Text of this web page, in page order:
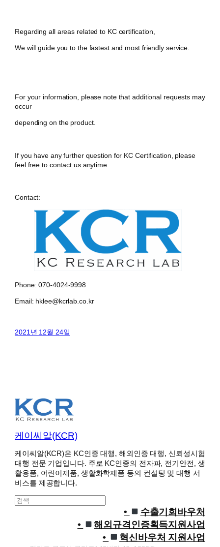
Regarding all areas related to KC certification,
We will guide you to the fastest and most friendly service.
For your information, please note that additional requests may
occur
depending on the product.
If you have any further question for KC Certification, please
feel free to contact us anytime.
Contact:
Phone: 070-4024-9998
Email: hklee@kcrlab.co.kr
2021년 12월 24일
케이씨알(KCR)
케이씨알(KCR)은 KC인증 대행, 해외인증 대행, 신뢰성시험
대행 전문 기업입니다. 주로 KC인증의 전자파, 전기안전, 생
활용품, 어린이제품, 생활화학제품 등의 컨설팅 및 대행 서
비스를 제공합니다.
S
수출기회바우처
해외규격인증획득지원사업
혁신바우처 지원사업